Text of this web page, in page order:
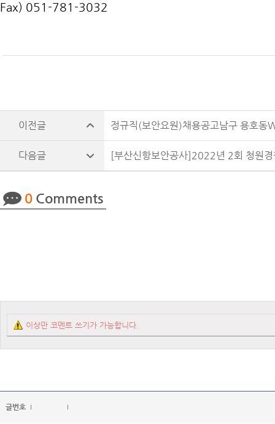
Fax) 051-781-3032
정규직(보안요원)채용공고남구 용호동
[부산신항보안공사]2022년 2회 청원
0 Comments
이상만 코멘트 쓰기가 가능합니다.
글번호